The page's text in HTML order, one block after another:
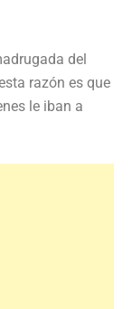
del
razón es que
le iban a